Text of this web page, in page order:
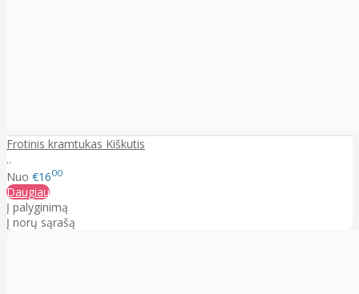
Frotinis kramtukas Kiškutis
..
Nuo €1600
Daugiau
Į palyginimą
Į norų sąrašą